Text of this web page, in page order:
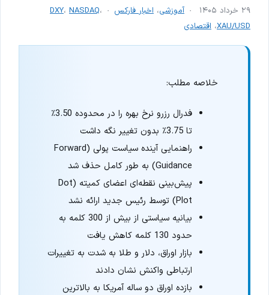
۲۹ خرداد ۱۴۰۵ آموزشی، اخبار فارکس DXY، NASDAQ،
XAU/USD، اقتصادی
خلاصه مطلب:
فدرال رزرو نرخ بهره را در محدوده 3.50٪
تا 3.75٪ بدون تغییر نگه داشت
راهنمایی آینده سیاست پولی (Forward
Guidance) به طور کامل حذف شد
پیش‌بینی نقطه‌ای اعضای کمیته (Dot
Plot) توسط رئیس جدید ارائه نشد
بیانیه سیاستی از بیش از 300 کلمه به
حدود 130 کلمه کاهش یافت
بازار اوراق، دلار و طلا به شدت به تغییرات
ارتباطی واکنش نشان دادند
بازده اوراق دو ساله آمریکا به بالاترین